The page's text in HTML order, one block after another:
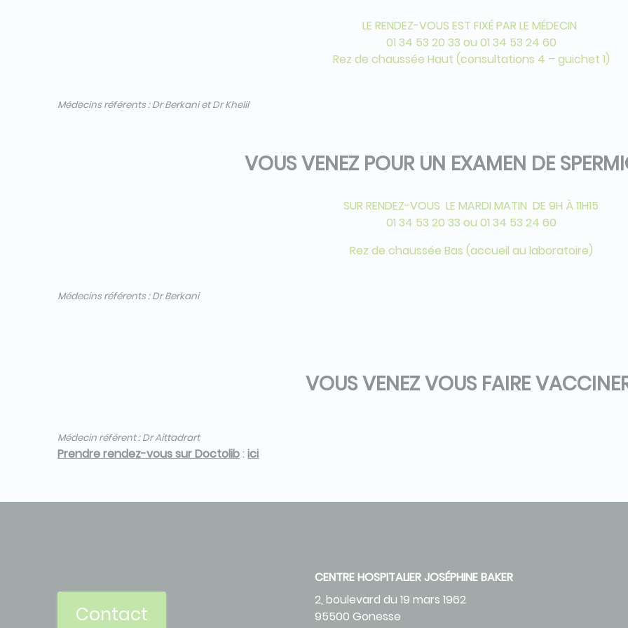
LE RENDEZ-VOUS EST FIXÉ PAR LE MÉDECIN
01 34 53 20 33 ou 01 34 53 24 60
Rez de chaussée Haut (consultations 4 – guichet 1)
Médecins référents : Dr Berkani et Dr Khelil
VOUS VENEZ POUR UN EXAMEN DE
SUR RENDEZ-VOUS LE MARDI MATIN DE 9H À 11H15
01 34 53 20 33 ou 01 34 53 24 60
Rez de chaussée Bas (accueil au laboratoire)
Médecins référents : Dr Berkani
VOUS VENEZ VOUS FAIRE
Médecin référent : Dr Aittadrart
Prendre rendez-vous sur Doctolib:ici
Contact
CENTRE HOSPITALIER JOSÉPHINE BAKER
2, boulevard du 19 mars 1962
95500 Gonesse